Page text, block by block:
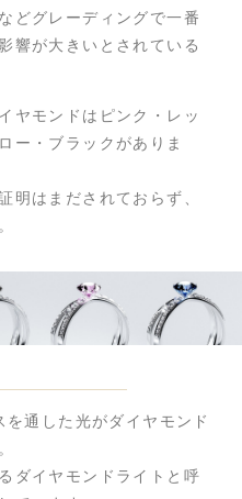
どグレーディングで一番
響が大きいとされている
ヤモンドはピンク・レッ
ー・ブラックがありま
明はまだされておらず、
通した光がダイヤモンド
ダイヤモンドライトと呼